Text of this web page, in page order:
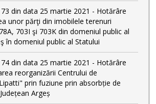
din data 25 martie 2021 - Hotărâre
unor părţi din imobilele terenuri
703I şi 703K din domeniul public al
în domeniul public al Statului
din data 25 martie 2021 - Hotărâre
reorganizării Centrului de
prin fuziune prin absorbție de
Argeș